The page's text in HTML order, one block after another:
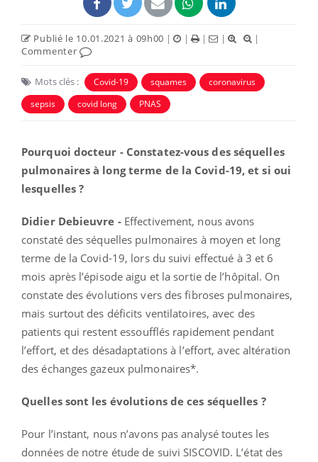
Publié le 10.01.2021 à 09h00 | | | |
|
Commenter
Mots clés : Covid-19 squames
coronavirus
sepsis
covid long PNAS
Pourquoi docteur - Constatez-vous des séquelles
pulmonaires à long terme de la Covid-19, et si oui
lesquelles ?
Didier Debieuvre -Effectivement, nous avons
constaté des séquelles pulmonaires à moyen et long
terme de la Covid-19, lors du suivi effectué à 3 et 6
mois après l’épisode aigu et la sortie de l’hôpital. On
constate des évolutions vers des fibroses pulmonaires,
mais surtout des déficits ventilatoires, avec des
patients qui restent essoufflés rapidement pendant
l’effort, et des désadaptations à l’effort, avec altération
des échanges gazeux pulmonaires*.
Quelles sont les évolutions de ces séquelles ?
Pour l’instant, nous n’avons pas analysé toutes les
données de notre étude de suivi SISCOVID. L’état des